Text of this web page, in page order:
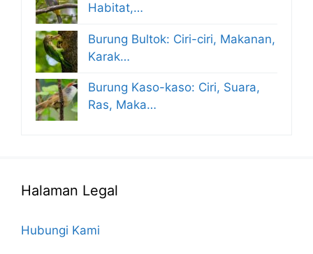
Habitat,…
Burung Bultok: Ciri-ciri, Makanan,
Karak…
Burung Kaso-kaso: Ciri, Suara,
Ras, Maka…
Halaman Legal
Hubungi Kami